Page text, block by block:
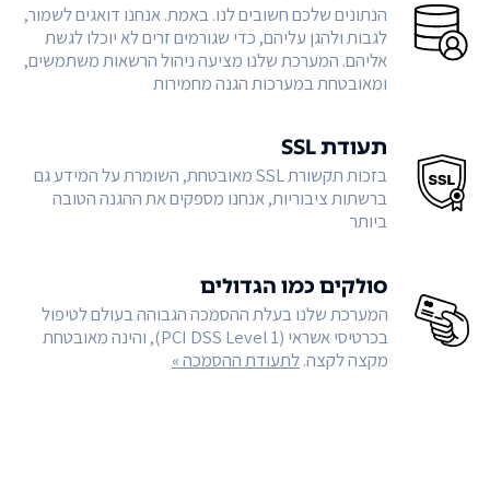
הנתונים שלכם חשובים לנו. באמת. אנחנו דואגים לשמור,
לגבות ולהגן עליהם, כדי שגורמים זרים לא יוכלו לגשת
אליהם. המערכת שלנו מציעה ניהול הרשאות משתמשים,
ומאובטחת במערכות הגנה מחמירות
תעודת SSL
בזכות תקשורת SSL מאובטחת, השומרת על המידע גם
ברשתות ציבוריות, אנחנו מספקים את ההגנה הטובה
ביותר
סולקים כמו הגדולים
המערכת שלנו בעלת ההסמכה הגבוהה בעולם לטיפול
בכרטיסי אשראי (PCI DSS Level 1), והינה מאובטחת
מקצה לקצה.לתעודת ההסמכה »